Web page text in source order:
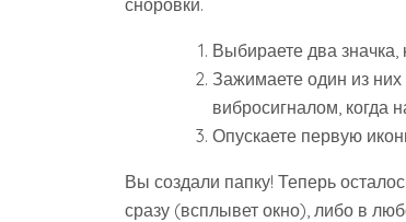
сноровки.
Выбираете два значка,
Зажимаете один из них
вибросигналом, когда
Опускаете первую
Вы создали папку! Теперь
сразу (всплывет окно), либо в